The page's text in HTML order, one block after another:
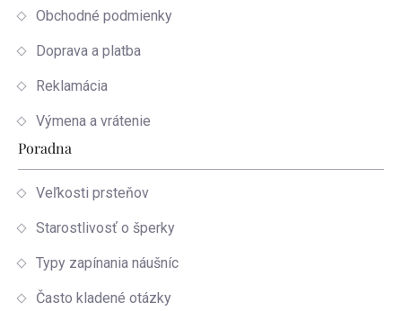
Obchodné podmienky
Doprava a platba
Reklamácia
Výmena a vrátenie
Poradna
Veľkosti prsteňov
Starostlivosť o šperky
Typy zapínania náušníc
Často kladené otázky